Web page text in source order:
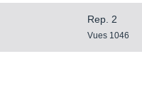
Rep. 2
Vues 1046